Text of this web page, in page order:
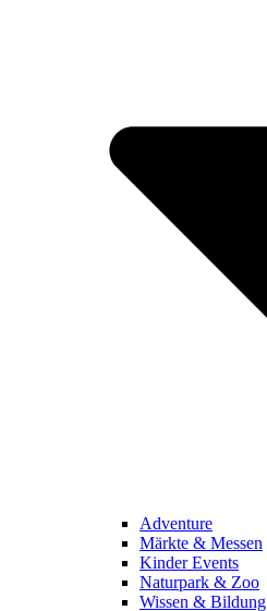
Adventure
Märkte & Messen
Kinder Events
Naturpark & Zoo
Wissen & Bildung